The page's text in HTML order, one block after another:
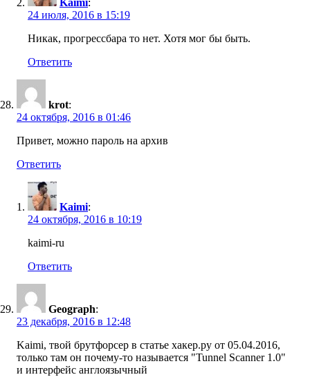
24 июля, 2016 в 15:19
Никак, прогрессбара то нет. Хотя мог бы быть.
Ответить
krot:
24 октября, 2016 в 01:46
Привет, можно пароль на архив
Ответить
Kaimi:
24 октября, 2016 в 10:19
kaimi-ru
Ответить
Geograph:
23 декабря, 2016 в 12:48
Kaimi, твой брутфорсер в статье хакер.ру от 05.04.2016,
только там он почему-то называется "Tunnel Scanner 1.0"
и интерфейс англоязычный